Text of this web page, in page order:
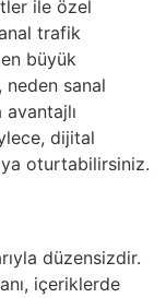
ile özel
trafik
büyük
neden sanal
dijital
oturtabilirsiniz.
düzensizdir.
içeriklerde